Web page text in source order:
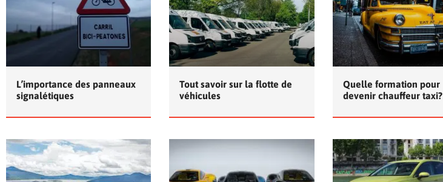
L’importance des panneaux
signalétiques
Tout savoir sur la flotte de
véhicules
Quelle formation pour
devenir chauffeur taxi?